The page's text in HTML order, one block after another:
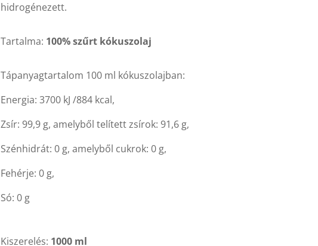
hidrogénezett.
Tartalma: 100% szűrt kókuszolaj
Tápanyagtartalom 100 ml kókuszolajban:
Energia: 3700 kJ /884 kcal,
Zsír: 99,9 g, amelyből telített zsírok: 91,6 g,
Szénhidrát: 0 g, amelyből cukrok: 0 g,
Fehérje: 0 g,
Só: 0 g
Kiszerelés: 1000 ml